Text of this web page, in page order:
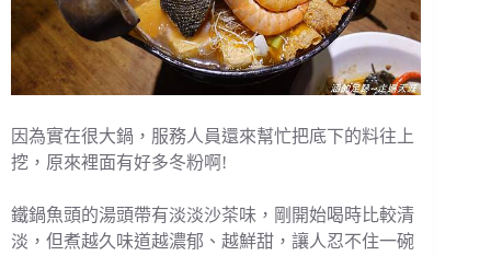
因為實在很大鍋，服務人員還來幫忙把底下的料往上
挖，原來裡面有好多冬粉啊!
鐵鍋魚頭的湯頭帶有淡淡沙茶味，剛開始喝時比較清
淡，但煮越久味道越濃郁、越鮮甜，讓人忍不住一碗